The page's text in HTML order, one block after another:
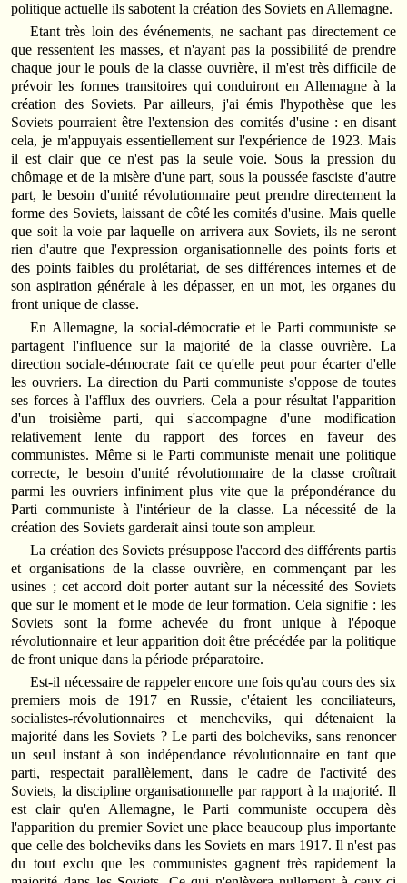
politique actuelle ils sabotent la création des Soviets en Allemagne.
Etant très loin des événements, ne sachant pas directement ce
que ressentent les masses, et n'ayant pas la possibilité de prendre
chaque jour le pouls de la classe ouvrière, il m'est très difficile de
prévoir les formes transitoires qui conduiront en Allemagne à la
création des Soviets. Par ailleurs, j'ai émis l'hypothèse que les
Soviets pourraient être l'extension des comités d'usine : en disant
cela, je m'appuyais essentiellement sur l'expérience de 1923. Mais
il est clair que ce n'est pas la seule voie. Sous la pression du
chômage et de la misère d'une part, sous la poussée fasciste d'autre
part, le besoin d'unité révolutionnaire peut prendre directement la
forme des Soviets, laissant de côté les comités d'usine. Mais quelle
que soit la voie par laquelle on arrivera aux Soviets, ils ne seront
rien d'autre que l'expression organisationnelle des points forts et
des points faibles du prolétariat, de ses différences internes et de
son aspiration générale à les dépasser, en un mot, les organes du
front unique de classe.
En Allemagne, la social-démocratie et le Parti communiste se
partagent l'influence sur la majorité de la classe ouvrière. La
direction sociale-démocrate fait ce qu'elle peut pour écarter d'elle
les ouvriers. La direction du Parti communiste s'oppose de toutes
ses forces à l'afflux des ouvriers. Cela a pour résultat l'apparition
d'un troisième parti, qui s'accompagne d'une modification
relativement lente du rapport des forces en faveur des
communistes. Même si le Parti communiste menait une politique
correcte, le besoin d'unité révolutionnaire de la classe croîtrait
parmi les ouvriers infiniment plus vite que la prépondérance du
Parti communiste à l'intérieur de la classe. La nécessité de la
création des Soviets garderait ainsi toute son ampleur.
La création des Soviets présuppose l'accord des différents partis
et organisations de la classe ouvrière, en commençant par les
usines ; cet accord doit porter autant sur la nécessité des Soviets
que sur le moment et le mode de leur formation. Cela signifie : les
Soviets sont la forme achevée du front unique à l'époque
révolutionnaire et leur apparition doit être précédée par la politique
de front unique dans la période préparatoire.
Est-il nécessaire de rappeler encore une fois qu'au cours des six
premiers mois de 1917 en Russie, c'étaient les conciliateurs,
socialistes-révolutionnaires et mencheviks, qui détenaient la
majorité dans les Soviets ? Le parti des bolcheviks, sans renoncer
un seul instant à son indépendance révolutionnaire en tant que
parti, respectait parallèlement, dans le cadre de l'activité des
Soviets, la discipline organisationnelle par rapport à la majorité. Il
est clair qu'en Allemagne, le Parti communiste occupera dès
l'apparition du premier Soviet une place beaucoup plus importante
que celle des bolcheviks dans les Soviets en mars 1917. Il n'est pas
du tout exclu que les communistes gagnent très rapidement la